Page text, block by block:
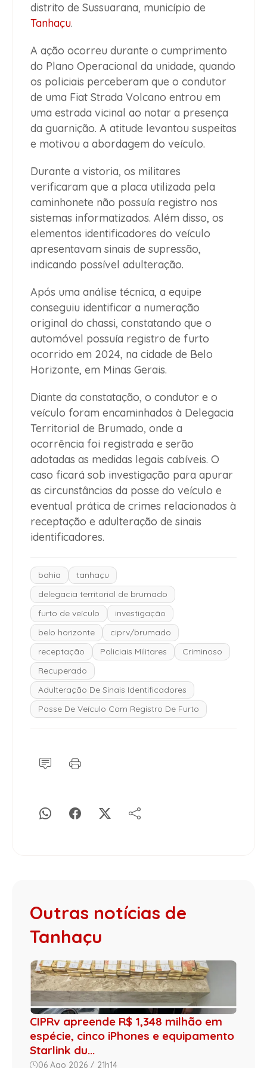
distrito de Sussuarana, município de
Tanhaçu.
A ação ocorreu durante o cumprimento
do Plano Operacional da unidade, quando
os policiais perceberam que o condutor
de uma Fiat Strada Volcano entrou em
uma estrada vicinal ao notar a presença
da guarnição. A atitude levantou suspeitas
e motivou a abordagem do veículo.
Durante a vistoria, os militares
verificaram que a placa utilizada pela
caminhonete não possuía registro nos
sistemas informatizados. Além disso, os
elementos identificadores do veículo
apresentavam sinais de supressão,
indicando possível adulteração.
Após uma análise técnica, a equipe
conseguiu identificar a numeração
original do chassi, constatando que o
automóvel possuía registro de furto
ocorrido em 2024, na cidade de Belo
Horizonte, em Minas Gerais.
Diante da constatação, o condutor e o
veículo foram encaminhados à Delegacia
Territorial de Brumado, onde a
ocorrência foi registrada e serão
adotadas as medidas legais cabíveis. O
caso ficará sob investigação para apurar
as circunstâncias da posse do veículo e
eventual prática de crimes relacionados à
receptação e adulteração de sinais
identificadores.
bahia
tanhaçu
delegacia territorial de brumado
furto de veículo
investigação
belo horizonte
ciprv/brumado
receptação
Policiais Militares
Criminoso
Recuperado
Adulteração De Sinais Identificadores
Posse De Veículo Com Registro De Furto
Outras notícias de
Tanhaçu
CIPRv apreende R$ 1,348 milhão em
espécie, cinco iPhones e equipamento
Starlink du...
06 Ago 2026 / 21h14